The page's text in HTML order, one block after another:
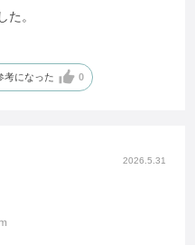
た。
考になった 0
2026.5.31